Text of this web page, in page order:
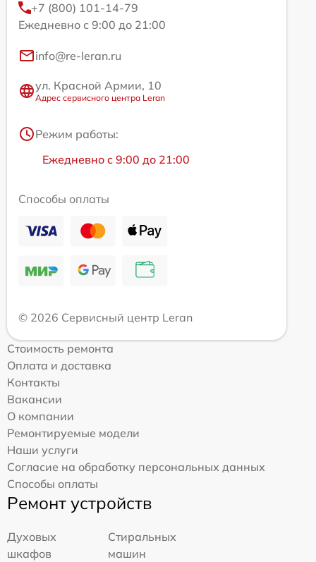
+7 (800) 101-14-79
Ежедневно с 9:00 до 21:00
info@re-leran.ru
ул. Красной Армии, 10
Адрес сервисного центра Leran
Режим работы:
Ежедневно с 9:00 до 21:00
Способы оплаты
© 2026 Сервисный центр Leran
Стоимость ремонта
Оплата и доставка
Контакты
Вакансии
О компании
Ремонтируемые модели
Наши услуги
Согласие на обработку персональных данных
Способы оплаты
Ремонт устройств
Духовых
шкафов
Стиральных
машин